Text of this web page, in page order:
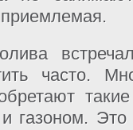
приемлемая.
часто.
газоном.